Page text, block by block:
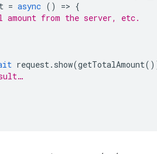
= async () => {
from the server, etc.
request. show(getTotalAmount